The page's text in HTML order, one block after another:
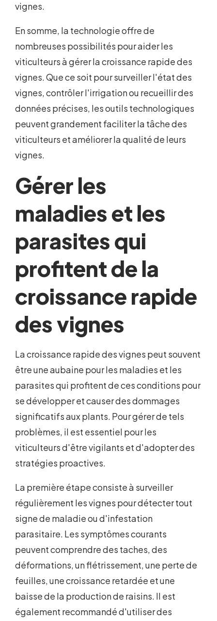
vignes.
En somme, la technologie offre de
nombreuses possibilités pour aider les
viticulteurs à gérer la croissance rapide des
vignes. Que ce soit pour surveiller l'état des
vignes, contrôler l'irrigation ou recueillir des
données précises, les outils technologiques
peuvent grandement faciliter la tâche des
viticulteurs et améliorer la qualité de leurs
vignes.
Gérer les
maladies et les
parasites qui
profitent de la
croissance rapide
des vignes
La croissance rapide des vignes peut souvent
être une aubaine pour les maladies et les
parasites qui profitent de ces conditions pour
se développer et causer des dommages
significatifs aux plants. Pour gérer de tels
problèmes, il est essentiel pour les
viticulteurs d'être vigilants et d'adopter des
stratégies proactives.
La première étape consiste à surveiller
régulièrement les vignes pour détecter tout
signe de maladie ou d'infestation
parasitaire. Les symptômes courants
peuvent comprendre des taches, des
déformations, un flétrissement, une perte de
feuilles, une croissance retardée et une
baisse de la production de raisins. Il est
également recommandé d'utiliser des